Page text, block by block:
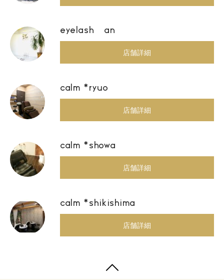
eyelash an
店舗詳細
calm *ryuo
店舗詳細
calm *showa
店舗詳細
calm *shikishima
店舗詳細